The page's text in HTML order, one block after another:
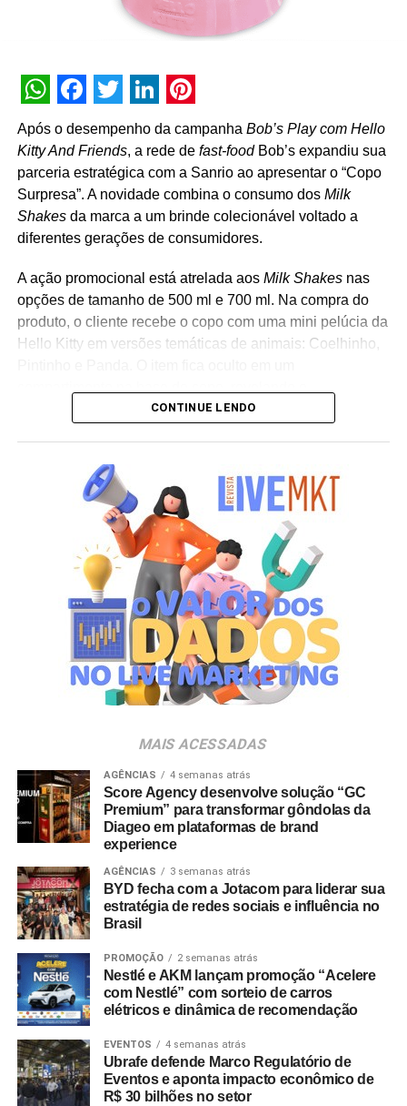
WhatsApp
Facebook
Twitter
LinkedIn
Pinterest
Após o desempenho da campanha Bob’s Play com Hello
Kitty And Friends, a rede de fast-foodBob’s expandiu sua
parceria estratégica com a Sanrio ao apresentar o “Copo
Surpresa”. A novidade combina o consumo dos Milk
Shakesda marca a um brinde colecionável voltado a
diferentes gerações de consumidores.
A ação promocional está atrelada aos Milk Shakesnas
opções de tamanho de 500 ml e 700 ml. Na compra do
produto, o cliente recebe o copo com uma mini pelúcia da
Hello Kitty em versões temáticas de animais: Coelhinho,
personagem surpresa apenas no momento da abertura
criação de experiências afetivas para diferentes
gerações. Com o Copo Surpresa, queremos trazer um
novo momento de interação com a marca, adicionando
um elemento de surpresa que torna cada visita ao Bob’s
ainda mais divertida”, aponta Renata Brigatti Lange,
diretora de marketing do Bob’s.
A campanha possui abrangência nacional e estará
disponível por tempo limitado em todos os restaurantes
da rede até 31 de agosto de 2026, ou enquanto durarem
os estoques nas unidades.
CONTINUE LENDO
MAIS ACESSADAS
AGÊNCIAS 4 semanas atrás
Score Agency desenvolve solução “GC
Premium” para transformar gôndolas da
Diageo em plataformas de brand
experience
AGÊNCIAS 3 semanas atrás
BYD fecha com a Jotacom para liderar sua
estratégia de redes sociais e influência no
Brasil
PROMOÇÃO 2 semanas atrás
Nestlé e AKM lançam promoção “Acelere
com Nestlé” com sorteio de carros
elétricos e dinâmica de recomendação
EVENTOS 4 semanas atrás
Ubrafe defende Marco Regulatório de
Eventos e aponta impacto econômico de
R$ 30 bilhões no setor